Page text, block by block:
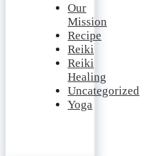
Our
Mission
Recipe
Reiki
Reiki
Healing
Uncategorized
Yoga